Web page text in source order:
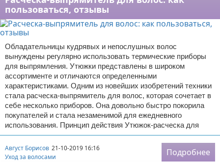
пользоваться, отзывы
Обладательницы кудрявых и непослушных волос
вынуждены регулярно использовать термические приборы
для выпрямления. Утюжки представлены в широком
ассортименте и отличаются определенными
характеристиками. Одним из новейших изобретений техники
стала расческа-выпрямитель для волос, которая сочетает в
себе несколько приборов. Она довольно быстро покорила
покупателей и стала незаменимой для ежедневного
использования. Принцип действия Утюжок-расческа для
Август Борисов 21-10-2019 16:16
Уход за волосами
Подробнее